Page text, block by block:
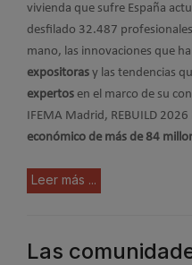
vivienda que sufre España
desfilado 32.487
mano, las innovaciones que
expositoras y las tendencias
expertos en el marco de su
IFEMA Madrid, REBUILD
económico de más de 84
Leer más ...
Las